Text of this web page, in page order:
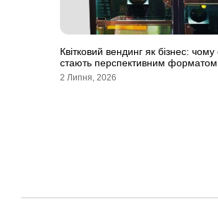
Квітковий вендинг як бізнес:
стають перспективним
2 Липня, 2026